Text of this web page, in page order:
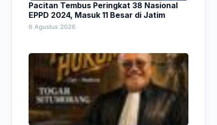
Pacitan Tembus Peringkat 38 Nasional
EPPD 2024, Masuk 11 Besar di Jatim
6 Agustus 2026